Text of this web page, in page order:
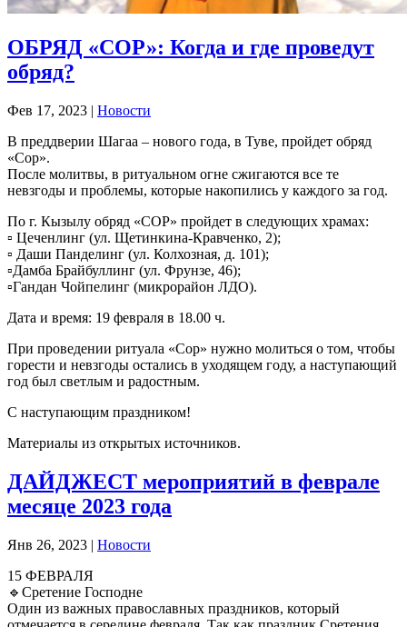
ОБРЯД «СОР»: Когда и где проведут
обряд?
Фев 17, 2023 | Новости
В преддверии Шагаа ‒ нового года, в Туве, пройдет обряд
«Сор».
После молитвы, в ритуальном огне сжигаются все те
невзгоды и проблемы, которые накопились у каждого за год.
По г. Кызылу обряд «СОР» пройдет в следующих храмах:
▫ Цеченлинг (ул. Щетинкина-Кравченко, 2);
▫ Даши Панделинг (ул. Колхозная, д. 101);
▫Дамба Брайбуллинг (ул. Фрунзе, 46);
▫Гандан Чойпелинг (микрорайон ЛДО).
Дата и время: 19 февраля в 18.00 ч.
При проведении ритуала «Сор» нужно молиться о том, чтобы
горести и невзгоды остались в уходящем году, а наступающий
год был светлым и радостным.
С наступающим праздником!
Материалы из открытых источников.
ДАЙДЖЕСТ мероприятий в феврале
месяце 2023 года
Янв 26, 2023 | Новости
15 ФЕВРАЛЯ
🔹Сретение Господне
Один из важных православных праздников, который